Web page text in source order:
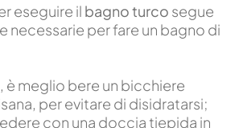
eseguire il bagno turco segue
necessarie per fare un bagno di
è meglio bere un bicchiere
per evitare di disidratarsi;
con una doccia tiepida in